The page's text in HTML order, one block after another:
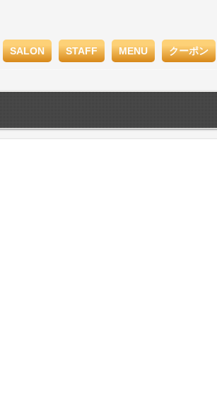
SALON STAFF MENU クーポン